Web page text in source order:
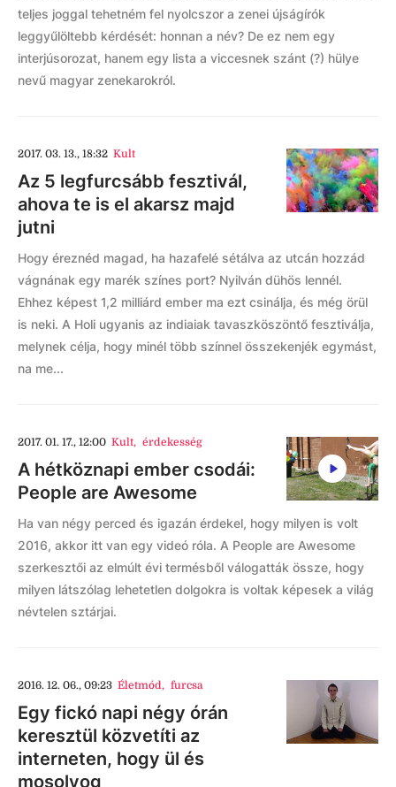
teljes joggal tehetném fel nyolcszor a zenei újságírók
leggyűlöltebb kérdését: honnan a név? De ez nem egy
interjúsorozat, hanem egy lista a viccesnek szánt (?) hülye
nevű magyar zenekarokról.
2017. 03. 13., 18:32 Kult
Az 5 legfurcsább fesztivál,
ahova te is el akarsz majd
jutni
Hogy éreznéd magad, ha hazafelé sétálva az utcán hozzád
vágnának egy marék színes port? Nyilván dühös lennél.
Ehhez képest 1,2 milliárd ember ma ezt csinálja, és még örül
is neki. A Holi ugyanis az indiaiak tavaszköszöntő fesztiválja,
melynek célja, hogy minél több színnel összekenjék egymást,
na me...
2017. 01. 17., 12:00 Kult, érdekesség
A hétköznapi ember csodái:
People are Awesome
Ha van négy perced és igazán érdekel, hogy milyen is volt
2016, akkor itt van egy videó róla. A People are Awesome
szerkesztői az elmúlt évi termésből válogatták össze, hogy
milyen látszólag lehetetlen dolgokra is voltak képesek a világ
névtelen sztárjai.
2016. 12. 06., 09:23 Életmód, furcsa
Egy fickó napi négy órán
keresztül közvetíti az
interneten, hogy ül és
mosolyog